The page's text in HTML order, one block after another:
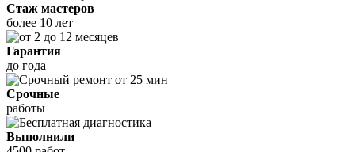
Стаж мастеров
более 10 лет
Гарантия
до года
Срочные
работы
Выполнили